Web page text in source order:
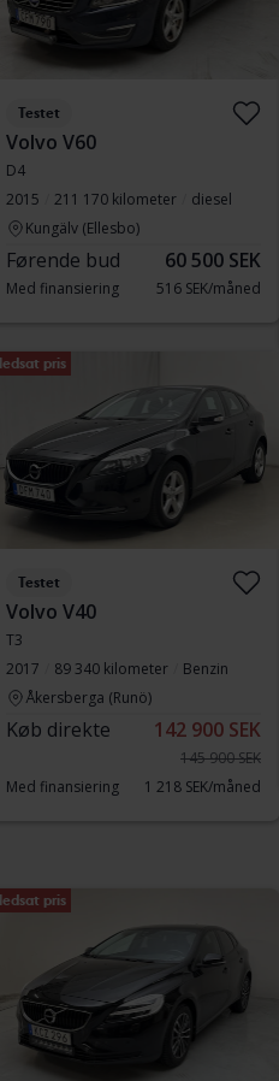
Testet
Volvo V60
D4
2015
211 170 kilometer
diesel
Kungälv (Ellesbo)
Førende bud 60 500 SEK
Med finansiering 516 SEK/måned
pris
Testet
Volvo V40
T3
2017
89 340 kilometer
Benzin
Åkersberga (Runö)
Køb direkte 142 900 SEK
145 900 SEK
Med finansiering
1 218 SEK/måned
pris